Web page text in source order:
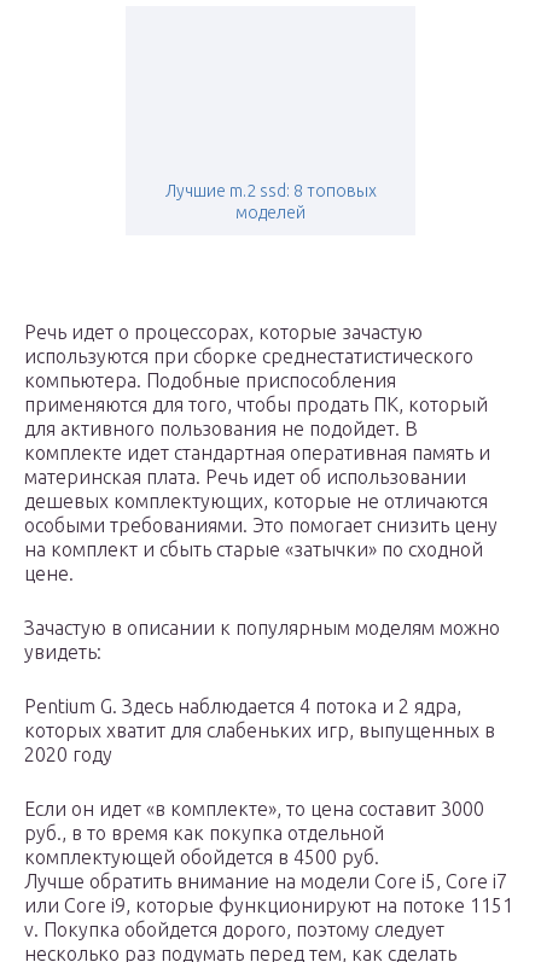
Лучшие m.2 ssd: 8 топовых
моделей
Речь идет о процессорах, которые зачастую
используются при сборке среднестатистического
компьютера. Подобные приспособления
применяются для того, чтобы продать ПК, который
для активного пользования не подойдет. В
комплекте идет стандартная оперативная память и
материнская плата. Речь идет об использовании
дешевых комплектующих, которые не отличаются
особыми требованиями. Это помогает снизить цену
на комплект и сбыть старые «затычки» по сходной
цене.
Зачастую в описании к популярным моделям можно
увидеть:
Pentium G. Здесь наблюдается 4 потока и 2 ядра,
которых хватит для слабеньких игр, выпущенных в
2020 году
Если он идет «в комплекте», то цена составит 3000
руб., в то время как покупка отдельной
комплектующей обойдется в 4500 руб.
Лучше обратить внимание на модели Core i5, Core i7
или Core i9, которые функционируют на потоке 1151
v. Покупка обойдется дорого, поэтому следует
несколько раз подумать перед тем, как сделать